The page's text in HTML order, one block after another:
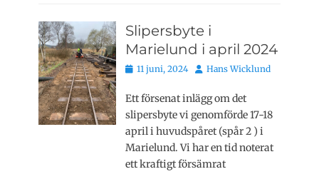
Slipersbyte i
Marielund i april 2024
Publicerat
11 juni, 2024 Författare
Hans Wicklund
Ett försenat inlägg om det
slipersbyte vi genomförde 17-18
april i huvudspåret (spår 2 ) i
Marielund. Vi har en tid noterat
ett kraftigt försämrat